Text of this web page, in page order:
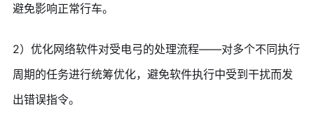
避免影响正常行车。
2）优化网络软件对受电弓的处理流程——对多个不同执行
周期的任务进行统筹优化，避免软件执行中受到干扰而发
出错误指令。